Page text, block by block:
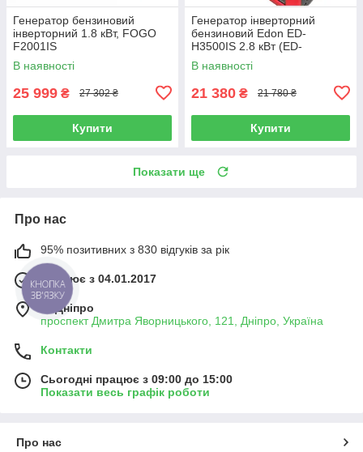
Генератор бензиновий
інверторний 1.8 кВт, FOGO
F2001IS
В наявності
25 999 ₴ 27 302 ₴
Купити
Генератор інверторний
бензиновий Edon ED-
H3500IS 2.8 кВт (ED-
H3500IS)
В наявності
21 380 ₴ 21 780 ₴
Купити
Показати ще
Про нас
95% позитивних з 830 відгуків за рік
Працює з 04.01.2017
м. Дніпро
проспект Дмитра Яворницького, 121, Дніпро, Україна
Контакти
Сьогодні працює з 09:00 до 15:00
Показати весь графік роботи
Про нас
КНОПКА
ЗВ'ЯЗКУ